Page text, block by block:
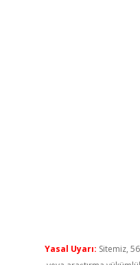
Yasal Uyarı: Sitemiz,